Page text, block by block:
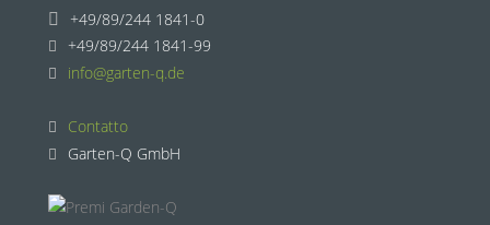
+49/89/244 1841-0
+49/89/244 1841-99
info@garten-q.de
Contatto
Garten-Q GmbH